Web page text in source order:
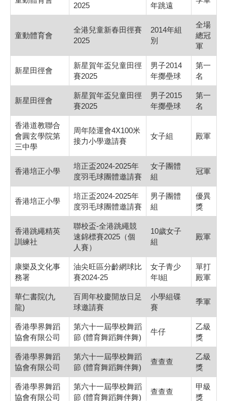
2025
年跳遠
童動體育會
全港兒童新春田徑賽
2025
2014年組
別
全場
總冠
軍
新星田徑會
新星賀年盃兒童田徑
賽2025
男子2014
年擲壘球
第一
名
新星田徑會
新星賀年盃兒童田徑
賽2025
男子2015
年擲壘球
第一
名
香港道教聯合
會圓玄學院第
三中學
周年陸運會4X100米
接力小學邀請賽
女子組 殿軍
香港培正小學
培正盃2024-2025年
度羽毛球團體邀請賽
女子團體
組
冠軍
香港培正小學
培正盃2024-2025年
度羽毛球團體邀請賽
男子團體
組
優異
獎
香港跳繩精英
訓練社
聯校盃-全港跳繩競
速錦標賽2025（個
人賽）
10歲女子
組
殿軍
康樂及文化事
務署
油尖旺區分齡網球比
賽2024-25
女子青少
年I組
單打
殿軍
華仁書院(九
龍)
百周年校慶開放日足
球邀請賽
小學組碟
賽
季軍
香港學界舞蹈
協會有限公司
第六十一屆學校舞蹈
節 (體育舞蹈舞伴舞)
牛仔
乙級
獎
香港學界舞蹈
協會有限公司
第六十一屆學校舞蹈
節 (體育舞蹈舞伴舞)
查查查
乙級
獎
香港學界舞蹈
協會有限公司
第六十一屆學校舞蹈
節 (體育舞蹈舞伴舞)
查查查
甲級
獎